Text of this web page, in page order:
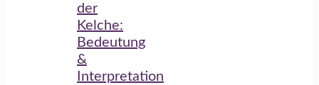
der
Kelche:
Bedeutung
&
Interpretation